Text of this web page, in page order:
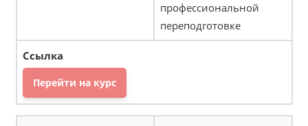
профессиональной
переподготовке
Перейти на курс